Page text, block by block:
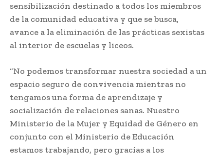
sensibilización destinado a todos los miembros
de la comunidad educativa y que se busca,
avance a la eliminación de las prácticas sexistas
al interior de escuelas y liceos.
“No podemos transformar nuestra sociedad a un
espacio seguro de convivencia mientras no
tengamos una forma de aprendizaje y
socialización de relaciones sanas. Nuestro
Ministerio de la Mujer y Equidad de Género en
conjunto con el Ministerio de Educación
estamos trabajando, pero gracias a los